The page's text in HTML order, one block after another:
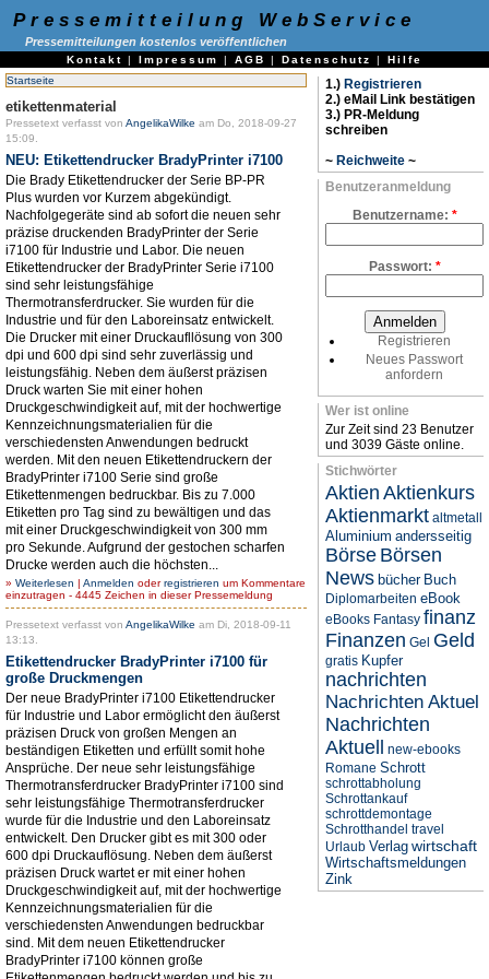
Pressemitteilung WebService
Pressemitteilungen kostenlos veröffentlichen
Kontakt | Impressum | AGB | Datenschutz | Hilfe
Startseite
etikettenmaterial
Pressetext verfasst von AngelikaWilke am Do, 2018-09-27
15:09.
NEU: Etikettendrucker BradyPrinter i7100
Die Brady Etikettendrucker der Serie BP-PR
Plus wurden vor Kurzem abgekündigt.
Nachfolgegeräte sind ab sofort die neuen sehr
präzise druckenden BradyPrinter der Serie
i7100 für Industrie und Labor. Die neuen
Etikettendrucker der BradyPrinter Serie i7100
sind sehr leistungsfähige
Thermotransferdrucker. Sie wurden für die
Industrie und für den Laboreinsatz entwickelt.
Die Drucker mit einer Druckaufllösung von 300
dpi und 600 dpi sind sehr zuverlässig und
leistungsfähig. Neben dem äußerst präzisen
Druck warten Sie mit einer hohen
Druckgeschwindigkeit auf, mit der hochwertige
Kennzeichnungsmaterialien für die
verschiedensten Anwendungen bedruckt
werden. Mit den neuen Etikettendruckern der
BradyPrinter i7100 Serie sind große
Etikettenmengen bedruckbar. Bis zu 7.000
Etiketten pro Tag sind zu bewältigen und das
mit einer Druckgeschwindigkeit von 300 mm
pro Sekunde. Aufgrund der gestochen scharfen
Drucke werden auch die höchsten...
» Weiterlesen | Anmelden oderregistrieren um Kommentare
einzutragen - 4445 Zeichen in dieser Pressemeldung
Pressetext verfasst von AngelikaWilke am Di, 2018-09-11
13:13.
Etikettendrucker BradyPrinter i7100 für
große Druckmengen
Der neue BradyPrinter i7100 Etikettendrucker
für Industrie und Labor ermöglicht den äußerst
präzisen Druck von großen Mengen an
beständigen Etiketten und erfüllt somit hohe
Ansprüche. Der neue sehr leistungsfähige
Thermotransferdrucker BradyPrinter i7100 sind
sehr leistungsfähige Thermotransferdrucker
wurde für die Industrie und den Laboreinsatz
entwickelt. Den Drucker gibt es mit 300 oder
600 dpi Druckauflösung. Neben dem äußerst
präzisen Druck wartet er mit einer hohen
Druckgeschwindigkeit auf, mit der hochwertige
Kennzeichnungsmaterialien für die
verschiedensten Anwendungen bedruckbar
sind. Mit dem neuen Etikettendrucker
BradyPrinter i7100 können große
1.) Registrieren
2.) eMail Link bestätigen
3.) PR-Meldung
schreiben
~ Reichweite ~
Benutzeranmeldung
Benutzername: *
Passwort: *
Registrieren
Neues Passwort
anfordern
Wer ist online
Zur Zeit sind 23 Benutzer
und 3039 Gäste online.
Stichwörter
Aktien Aktienkurs
Aktienmarkt altmetall
Aluminium andersseitig
Börse Börsen
News bücher Buch
Diplomarbeiten eBook
eBooks Fantasy finanz
Finanzen Gel Geld
gratis Kupfer
nachrichten
Nachrichten Aktuel
Nachrichten
Aktuell
new-ebooks
Romane Schrott
schrottabholung
Schrottankauf
schrottdemontage
Schrotthandel travel
Urlaub Verlag wirtschaft
Wirtschaftsmeldungen
Zink